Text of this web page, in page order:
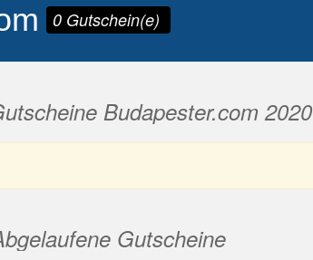
0 Gutschein(e)
Budapester.com 2020
Gutscheine